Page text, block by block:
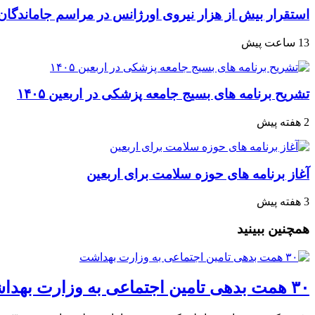
استقرار بیش از هزار نیروی اورژانس در مراسم
13 ساعت پیش
تشریح برنامه های بسیج جامعه پزشکی در اربعین ۱۴۰۵
2 هفته پیش
آغاز برنامه های حوزه سلامت برای اربعین
3 هفته پیش
همچنین ببینید
۳۰ همت بدهی تامین اجتماعی به وزارت بهداشت